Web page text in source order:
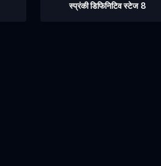
स्प्रंकी डिफिनिटिव स्टेज 8